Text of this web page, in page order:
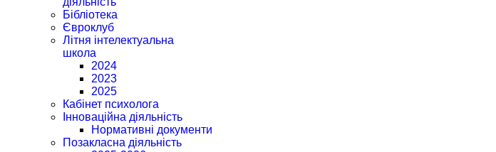
Бібліотека
Євроклуб
Літня інтелектуальна
школа
2024
2023
2025
Кабінет психолога
Інноваційна діяльність
Нормативні документи
Позакласна діяльність